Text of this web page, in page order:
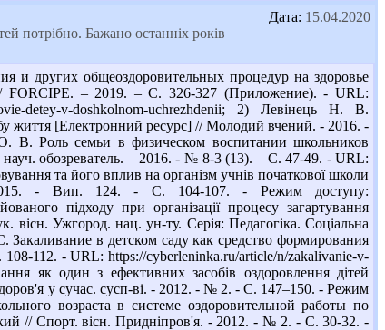
Дата: 15.04.2020
потрібно. Бажано останніх років
и других общеоздоровительных процедур на здоровье
– 2019. – С. 326-327 (Приложение). - URL:
detey-v-doshkolnom-uchrezhdenii; 2) Левінець Н. В.
життя [Електронний ресурс] // Молодий вчений. - 2016. -
Роль семьи в физическом воспитании школьников
обозреватель. – 2016. - № 8-3 (13). – С. 47-49. - URL:
та його вплив на організм учнів початкової школи
- Вип. 124. - С. 104-107. - Режим доступу:
підходу при організації процесу загартування
Ужгород. нац. ун-ту. Серія: Педагогіка. Соціальна
в детском саду как средство формирования
112. - URL: https://cyberleninka.ru/article/n/zakalivanie-v-
як один з ефективних засобів оздоровлення дітей
у сучас. сусп-ві. - 2012. - № 2. - С. 147–150. - Режим
возраста в системе оздоровительной работы по
// Спорт. вісн. Придніпров'я. - 2012. - № 2. - С. 30-32. -